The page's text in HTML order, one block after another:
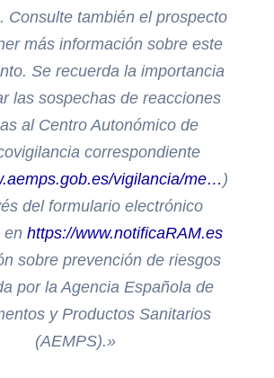
Consulte también el prospecto
más información sobre este
Se recuerda la importancia
las sospechas de reacciones
al Centro Autonómico de
correspondiente
vigilancia/me… )
del formulario electrónico
en https://www.notificaRAM.es
sobre prevención de riesgos
por la Agencia Española de
y Productos Sanitarios
(AEMPS).»